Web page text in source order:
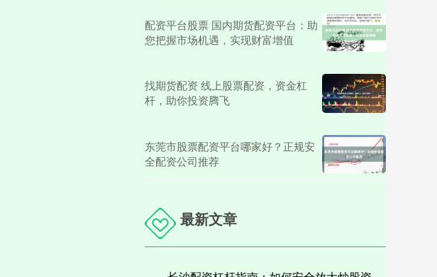
配资平台股票 国内期货配资平台：助
您把握市场机遇，实现财富增值
找期货配资 线上股票配资，资金杠
杆，助你投资腾飞
东莞市股票配资平台哪家好？正规安
全配资公司推荐
最新文章